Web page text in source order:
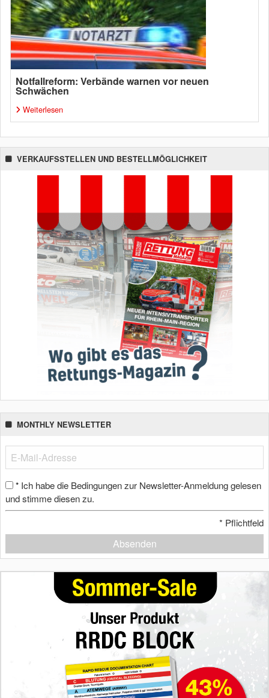
Notfallreform: Verbände warnen vor neuen
Schwächen
Weiterlesen
VERKAUFSSTELLEN UND BESTELLMÖGLICHKEIT
MONTHLY NEWSLETTER
* Ich habe die Bedingungen zur Newsletter-Anmeldung gelesen
und stimme diesen zu.
* Pflichtfeld
Absenden